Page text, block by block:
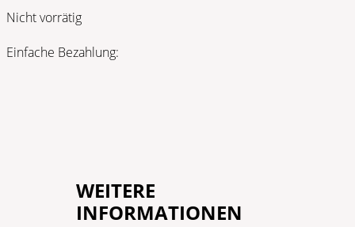
Nicht vorrätig
Einfache Bezahlung:
WEITERE
INFORMATIONEN